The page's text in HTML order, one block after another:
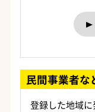
民間事業者な
登録した地域